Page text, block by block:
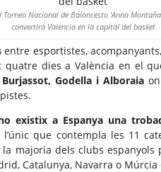
Torneo Nacional de Baloncesto ‘Anna
convertirá Valencia en la capital del basket
entre esportistes,
quatre dies a València en el
Burjassot, Godella i Alboraia
existix a Espanya una
que contempla les 11
majoria dels clubs espanyols
Catalunya, Navarra o